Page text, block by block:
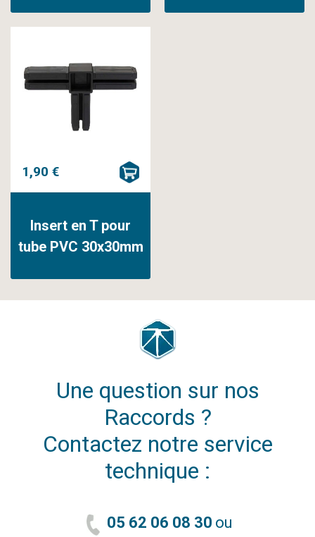
1,90 €
Insert en T pour
tube PVC 30x30mm
Une question sur nos
Raccords ?
Contactez notre service
technique :
05 62 06 08 30 ou